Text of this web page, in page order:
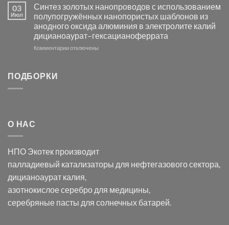
в
видимом
свете
с
помощью
модификации
серебра
с
электродов
серебра
и
03
Июл
Синтез золотых нанопроводов с использованием
полупогружённых нанопористых шаблонов из
анодного оксида алюминия в электролите калий
дицианоаурат–гексацианоферрата
Комментариик
оксида
в
электролите
калий
дицианоаурат–
гексацианоферрата
отключены
ПОДБОРКИ
О НАС
НПО Экотек производит
палладиевый катализаторы для нефтегазового сектора,
дицианоаурат калия,
азотнокислое серебро для медицины,
серебряные пасты для солнечных батарей.